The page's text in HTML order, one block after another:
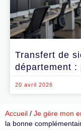
Transfert de
département :
20 avril 2026
Accueil / Je gère mon
la bonne